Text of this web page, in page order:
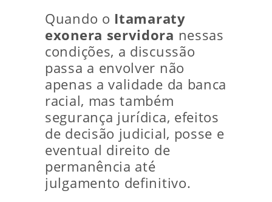
Quando o Itamaraty
exonera servidora nessas
condições, a discussão
passa a envolver não
apenas a validade da banca
racial, mas também
segurança jurídica, efeitos
de decisão judicial, posse e
eventual direito de
permanência até
julgamento definitivo.